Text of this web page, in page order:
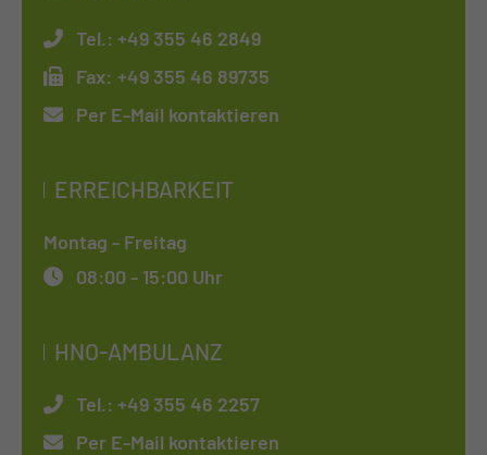
Tel.: +49 355 46 2849
Fax: +49 355 46 89735
Per E-Mail kontaktieren
ERREICHBARKEIT
Montag - Freitag
08:00 - 15:00 Uhr
HNO-AMBULANZ
Tel.: +49 355 46 2257
Per E-Mail kontaktieren